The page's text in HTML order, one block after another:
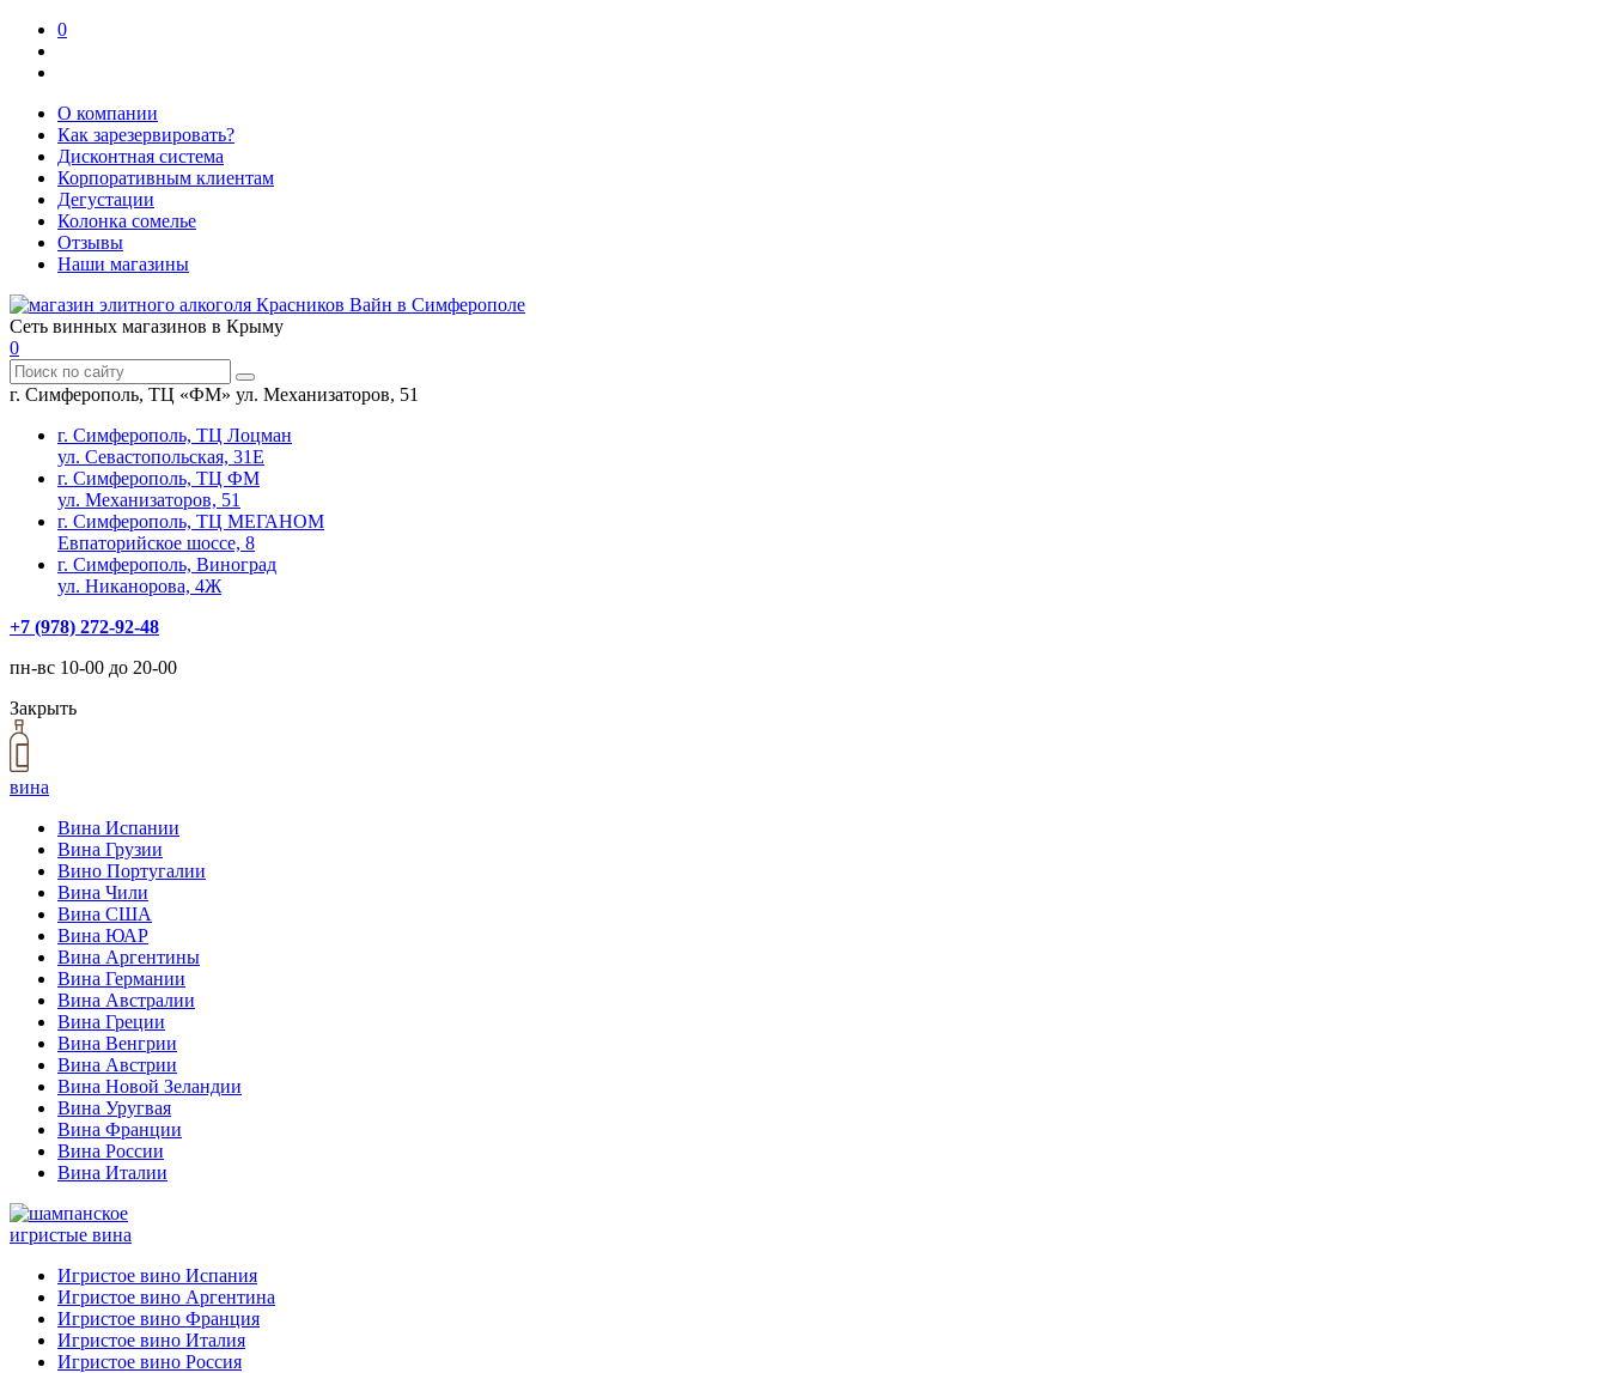
0
О компании
Как зарезервировать?
Дисконтная система
Корпоративным клиентам
Дегустации
Колонка сомелье
Отзывы
Наши магазины
Сеть винных магазинов в Крыму
0
г. Симферополь, ТЦ «ФМ» ул. Механизаторов, 51
г. Симферополь, ТЦ Лоцман
ул. Севастопольская, 31Е
г. Симферополь, ТЦ ФМ
ул. Механизаторов, 51
г. Симферополь, ТЦ МЕГАНОМ
Евпаторийское шоссе, 8
г. Симферополь, Виноград
ул. Никанорова, 4Ж
+7 (978) 272-92-48
пн-вс 10-00 до 20-00
Закрыть
вина
Вина Испании
Вина Грузии
Вино Португалии
Вина Чили
Вина США
Вина ЮАР
Вина Аргентины
Вина Германии
Вина Австралии
Вина Греции
Вина Венгрии
Вина Австрии
Вина Новой Зеландии
Вина Уругвая
Вина Франции
Вина России
Вина Италии
игристые вина
Игристое вино Испания
Игристое вино Аргентина
Игристое вино Франция
Игристое вино Италия
Игристое вино Россия